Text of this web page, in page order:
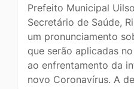
Prefeito Municipal
Secretário de Saúde,
um pronunciamento
que serão aplicadas
ao enfrentamento da
novo Coronavírus. A